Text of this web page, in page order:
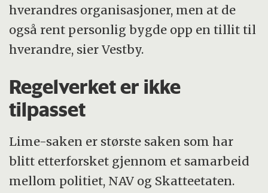
hverandres organisasjoner, men at de
også rent personlig bygde opp en tillit til
hverandre, sier Vestby.
Regelverket er ikke
tilpasset
Lime-saken er største saken som har
blitt etterforsket gjennom et samarbeid
mellom politiet, NAV og Skatteetaten.